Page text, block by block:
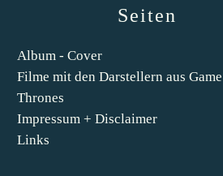
Seiten
Album - Cover
Filme mit den Darstellern aus
Thrones
Impressum + Disclaimer
Links